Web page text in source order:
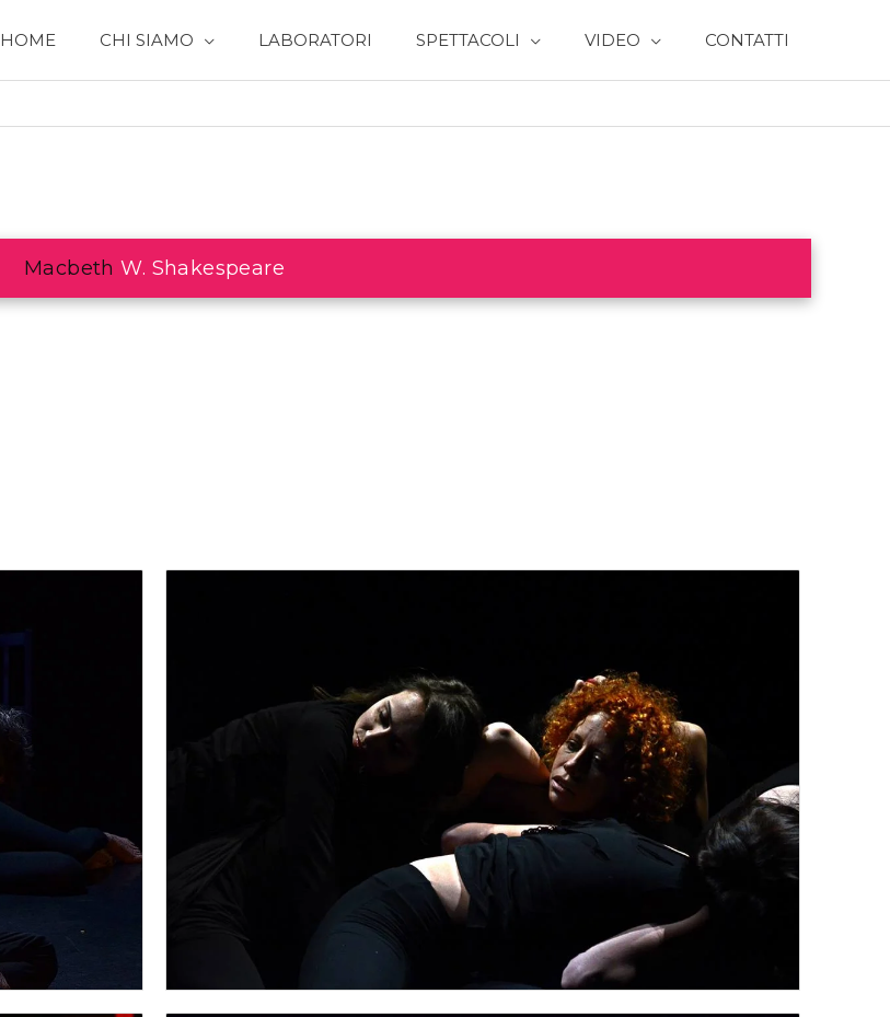
HOME CHI SIAMO LABORATORI SPETTACOLI VIDEO CONTATTI
Macbeth W. Shakespeare